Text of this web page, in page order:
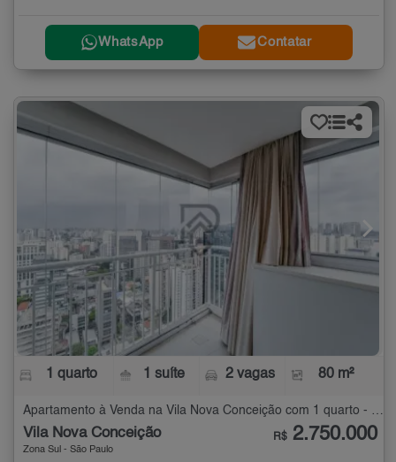
WhatsApp Contatar
1 quarto 1 suíte 2 vagas 80 m²
Vila Nova Conceição
Zona Sul - São Paulo
R$ 2.750.000